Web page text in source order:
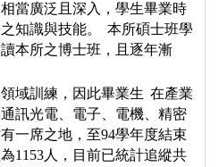
當廣泛且深入，學生畢業時
知識與技能。 本所碩士班學
本所之博士班，且逐年漸
域訓練，因此畢業生 在產業
訊光電、電子、電機、精密
一席之地，至94學年度結束
1153人，目前已統計追縱共